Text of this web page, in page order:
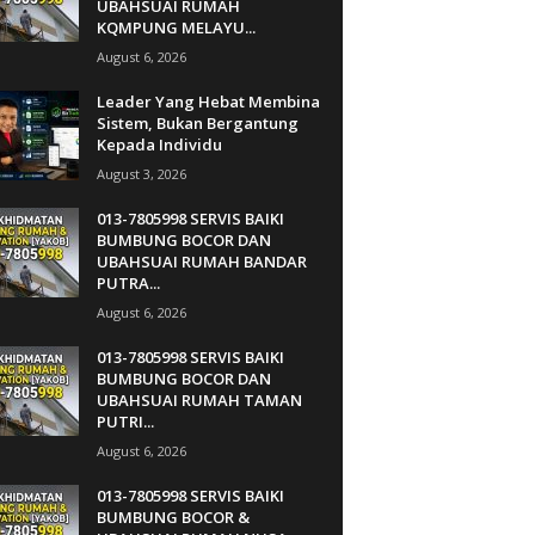
UBAHSUAI RUMAH
KQMPUNG MELAYU...
August 6, 2026
Leader Yang Hebat Membina
Sistem, Bukan Bergantung
Kepada Individu
August 3, 2026
013-7805998 SERVIS BAIKI
BUMBUNG BOCOR DAN
UBAHSUAI RUMAH BANDAR
PUTRA...
August 6, 2026
013-7805998 SERVIS BAIKI
BUMBUNG BOCOR DAN
UBAHSUAI RUMAH TAMAN
PUTRI...
August 6, 2026
013-7805998 SERVIS BAIKI
BUMBUNG BOCOR &